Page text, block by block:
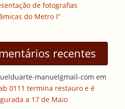
de fotografias
do Metro I”
recentes
manuelgmail-com em
0111 termina restauro e é
a 17 de Maio